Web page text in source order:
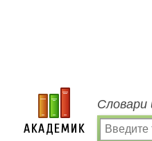
Словари